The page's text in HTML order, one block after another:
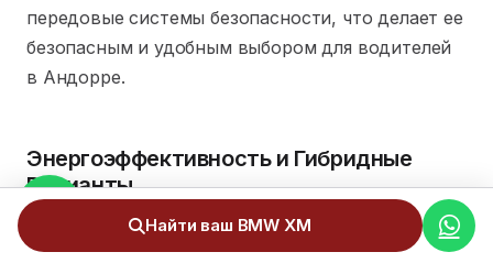
передовые системы безопасности, что делает ее
безопасным и удобным выбором для водителей
в Андорре.
Энергоэффективность и Гибридные
Варианты
Несмотря на свою мощность, BMW XM обладает
Найти ваш BMW XM